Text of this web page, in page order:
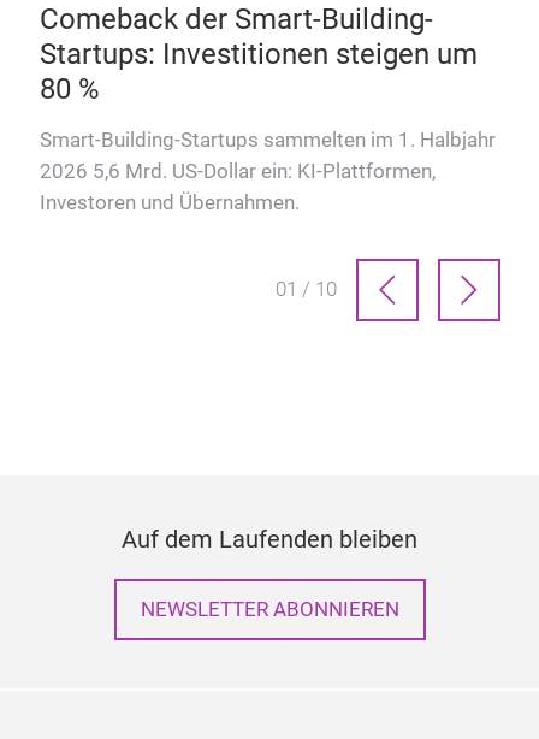
Comeback der Smart-Building-
Startups: Investitionen steigen um
80 %
Smart-Building-Startups sammelten im 1. Halbjahr
2026 5,6 Mrd. US-Dollar ein: KI-Plattformen,
Investoren und Übernahmen.
01 / 10
Auf dem Laufenden bleiben
NEWSLETTER ABONNIEREN